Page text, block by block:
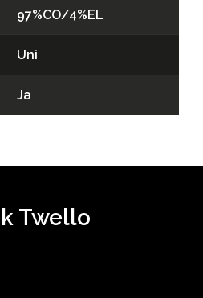
97%CO/4%EL
Uni
Ja
Twello